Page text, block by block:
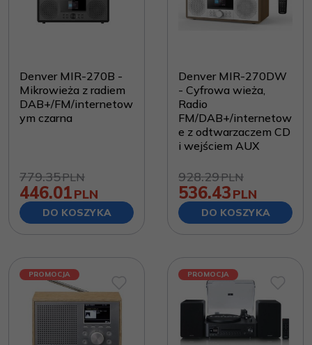
Denver MIR-270B -
Mikrowieża z radiem
DAB+/FM/internetow
ym czarna
779.35PLN
446.01PLN
DO KOSZYKA
Denver MIR-270DW
- Cyfrowa wieża,
Radio
FM/DAB+/internetow
e z odtwarzaczem CD
i wejściem AUX
928.29PLN
536.43PLN
DO KOSZYKA
PROMOCJA PROMOCJA